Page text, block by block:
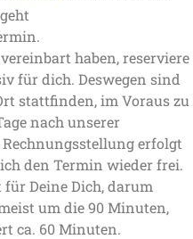
haben, reserviere
für dich. Deswegen sind
stattfinden, im Voraus zu
nach unserer
erfolgt
den Termin wieder frei.
Deine Dich, darum
um die 90 Minuten,
ca. 60 Minuten.